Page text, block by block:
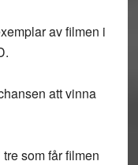
av filmen i
att vinna
som får filmen